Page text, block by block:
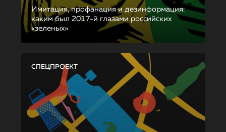
Имитация, профанация и дезинформация:
каким был 2017-й глазами российских
«зеленых»
СПЕЦПРОЕКТ